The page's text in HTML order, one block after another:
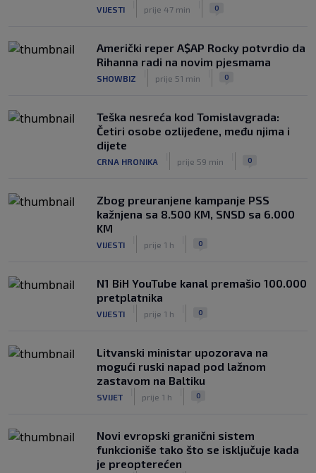
VIJESTI prije 47 min 0
Američki reper A$AP Rocky potvrdio da
Rihanna radi na novim pjesmama
SHOWBIZ prije 51 min 0
Teška nesreća kod Tomislavgrada:
Četiri osobe ozlijeđene, među njima i
dijete
CRNA HRONIKA prije 59 min 0
Zbog preuranjene kampanje PSS
kažnjena sa 8.500 KM, SNSD sa 6.000
KM
VIJESTI prije 1 h 0
N1 BiH YouTube kanal premašio 100.000
pretplatnika
VIJESTI prije 1 h 0
Litvanski ministar upozorava na
mogući ruski napad pod lažnom
zastavom na Baltiku
SVIJET prije 1 h 0
Novi evropski granični sistem
funkcioniše tako što se isključuje kada
je preopterećen